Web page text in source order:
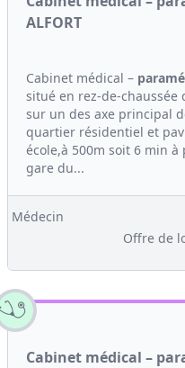
ALFORT
Cabinet médical –
situé en rez-de-
sur un des axe principal
quartier résidentiel et
école,à 500m soit 6 min à
gare du...
Médecin
Offre de
Cabinet médical –